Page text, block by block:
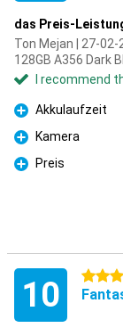
das Preis-
Ton Mejan | 27-
128GB A356 Dark
I recommend
Pro
Akkulaufzeit
Pro
Kamera
Pro
Preis
10 5 stars